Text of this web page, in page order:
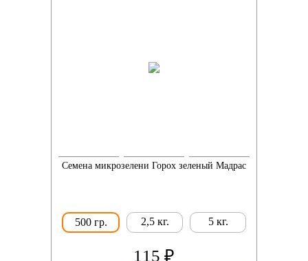
Семена микрозелени Горох зеленый Мадрас
500 гр. 2,5 кг. 5 кг.
115 ₽